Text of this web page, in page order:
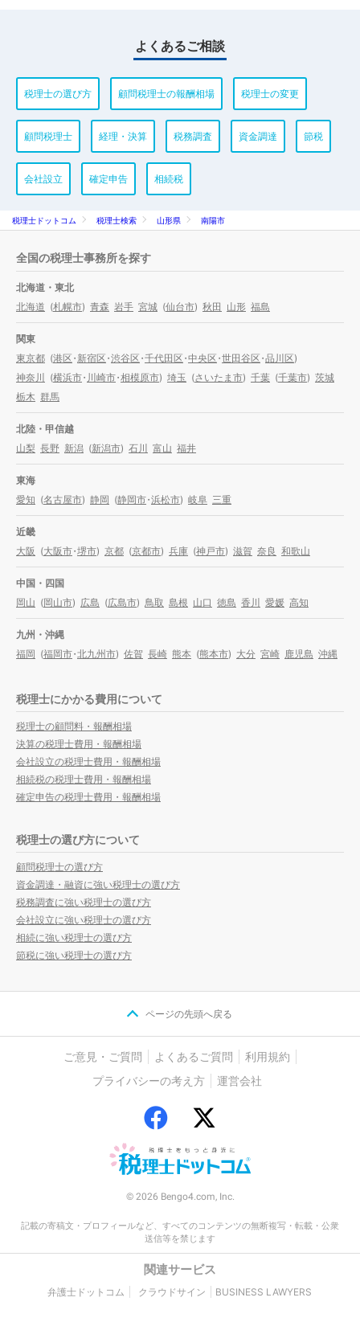
よくあるご相談
税理士の選び方 顧問税理士の報酬相場 税理士の変更
顧問税理士 経理・決算 税務調査 資金調達 節税
会社設立 確定申告 相続税
税理士ドットコム 税理士検索 山形県 南陽市
全国の税理士事務所を探す
北海道・東北
北海道 (札幌市) 青森 岩手 宮城 (仙台市) 秋田 山形 福島
関東
東京都 (港区・新宿区・渋谷区・千代田区・中央区・世田谷区・品川区)
神奈川
(横浜市・ 川崎市・相模原市) 埼玉 (さいたま市) 千葉 (千葉市) 茨城
栃木 群馬
北陸・甲信越
山梨 長野 新潟 (新潟市) 石川 富山 福井
東海
愛知 (名古屋市) 静岡 (静岡市・浜松市) 岐阜 三重
近畿
大阪 (大阪市・堺市) 京都 (京都市) 兵庫 (神戸市) 滋賀 奈良 和歌山
中国・四国
岡山 (岡山市) 広島 (広島市) 鳥取 島根 山口 徳島 香川 愛媛 高知
九州・沖縄
福岡 (福岡市・北九州市) 佐賀 長崎 熊本 (熊本市) 大分 宮崎 鹿児島 沖縄
税理士にかかる費用について
税理士の顧問料・報酬相場
決算の税理士費用・報酬相場
会社設立の税理士費用・報酬相場
相続税の税理士費用・報酬相場
確定申告の税理士費用・報酬相場
税理士の選び方について
顧問税理士の選び方
資金調達・融資に強い税理士の選び方
税務調査に強い税理士の選び方
会社設立に強い税理士の選び方
相続に強い税理士の選び方
節税に強い税理士の選び方
ページの先頭へ戻る
ご意見・ご質問 よくあるご質問
利用規約
プライバシーの考え方
運営会社
© 2026 Bengo4.com, Inc.
記載の寄稿文・プロフィールなど、すべてのコンテンツの無断複写・転載・公衆
送信等を禁じます
関連サービス
弁護士ドットコム クラウドサイン BUSINESS LAWYERS